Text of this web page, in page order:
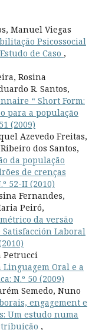
Manuel Viegas
Psicossocial
de Caso ,
Rosina
R. Santos,
“ Short Form:
para a população
(2009)
Azevedo Freitas,
dos Santos,
da população
de crenças
52-II (2010)
Fernandes,
Peiró,
da versão
Laboral
Petrucci
Linguagem Oral e a
N.º 50 (2009)
Semedo, Nuno
engagement e
Um estudo numa
,